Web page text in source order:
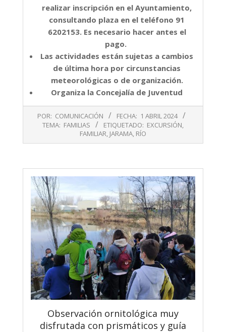
realizar inscripción en el Ayuntamiento,
consultando plaza en el teléfono 91
6202153. Es necesario hacer antes el
pago.
Las actividades están sujetas a cambios
de última hora por circunstancias
meteorológicas o de organización.
Organiza la Concejalía de Juventud
POR: COMUNICACIÓN FECHA: 1 ABRIL 2024
TEMA: FAMILIAS ETIQUETADO: EXCURSIÓN,
FAMILIAR, JARAMA, RÍO
Observación ornitológica muy
disfrutada con prismáticos y guía